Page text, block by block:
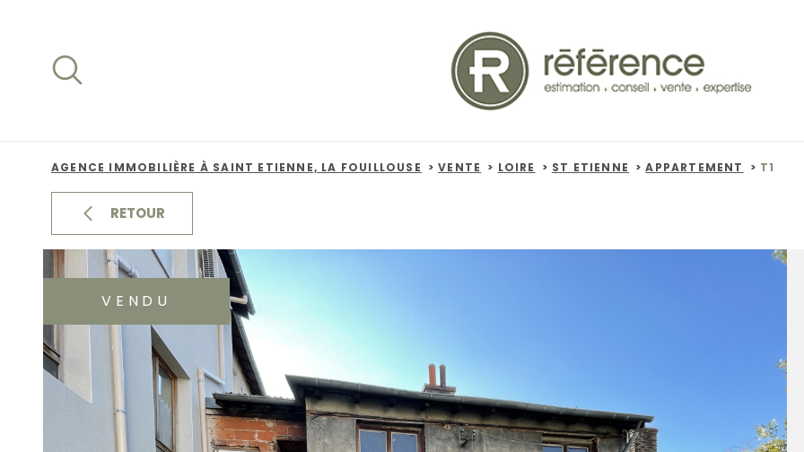
recherche
principal
contenu
AGENCE IMMOBILIÈRE À SAINT ETIENNE, LA FOUILLOUSE VENTE LOIRE ST ETIENNE APPARTEMENT T1
RETOUR
VENDU